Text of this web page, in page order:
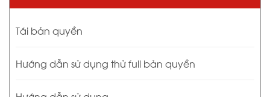
Tái bản quyền
Hướng dẫn sử dụng thử full bản quyền